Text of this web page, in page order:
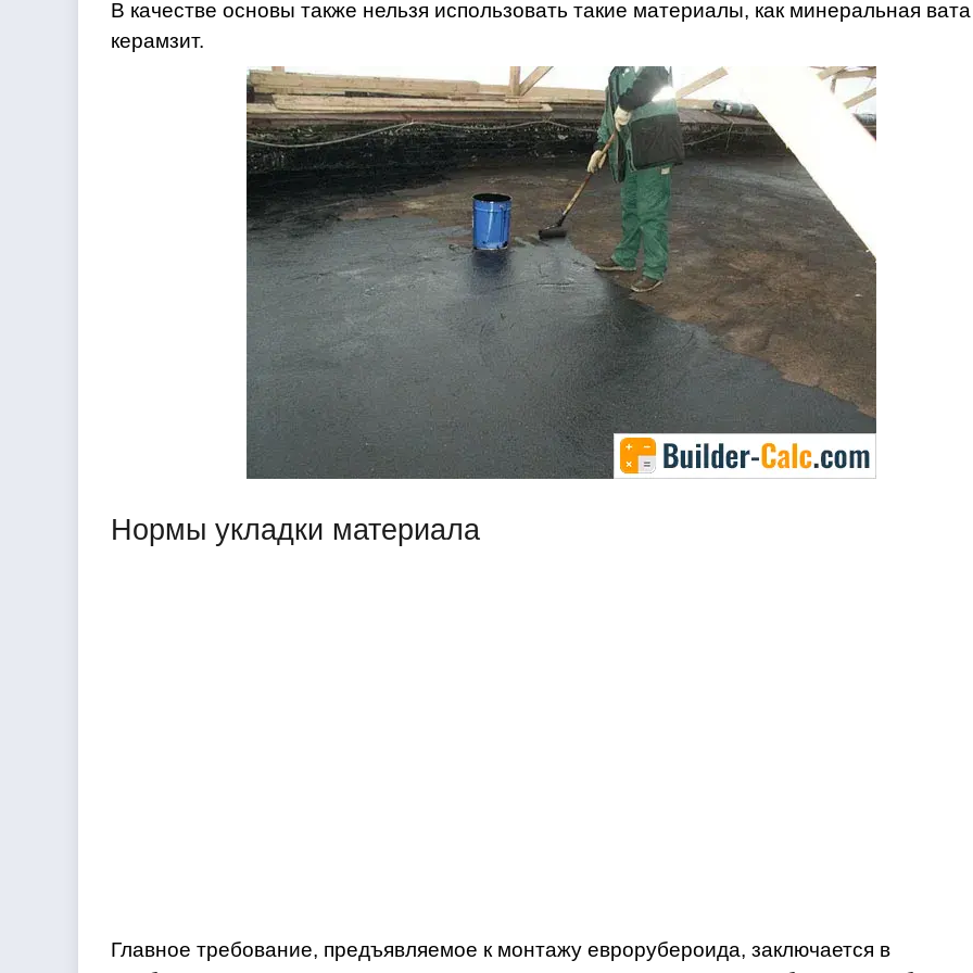
В качестве основы также нельзя использовать такие материалы, как минеральная
керамзит.
Нормы укладки материала
Главное требование, предъявляемое к монтажу еврорубероида, заключается в